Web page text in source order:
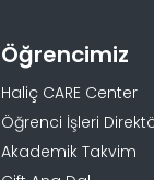
Öğrencimiz
Haliç CARE Center
Öğrenci İşleri
Akademik Takvim